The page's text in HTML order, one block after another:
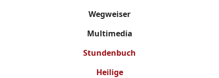
Wegweiser
Multimedia
Stundenbuch
Heilige